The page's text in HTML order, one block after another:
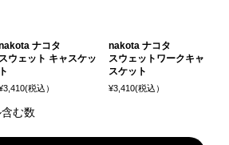
ナコタ
スウェット キャスケッ
ト
税込）
nakota ナコタ
スウェットワークキャ
スケット
¥3,410(税込）
む数